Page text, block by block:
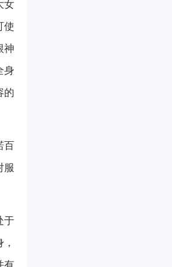
女
使
神
身
的
百
服
于
有